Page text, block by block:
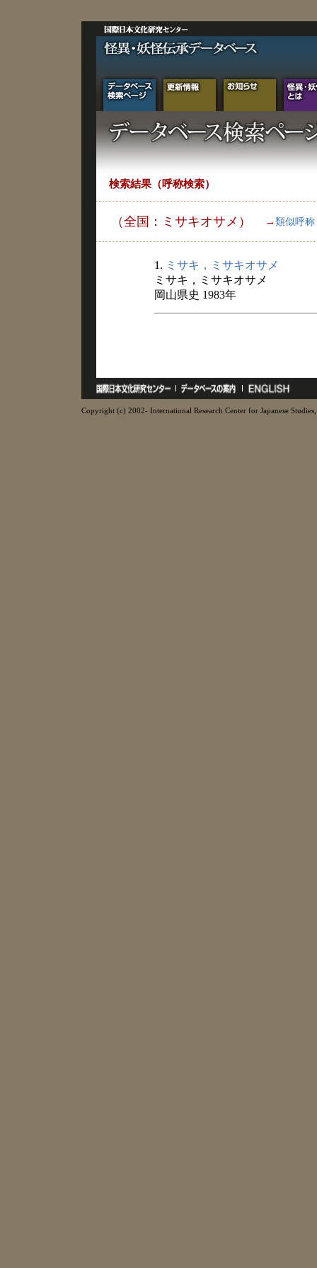
検索結果（呼称検索）
（全国：ミサキオサメ） → 類似呼称
1. ミサキ，ミサキオサメ
ミサキ，ミサキオサメ
岡山県史 1983年
Copyright (c) 2002- International Research Center for Japanese